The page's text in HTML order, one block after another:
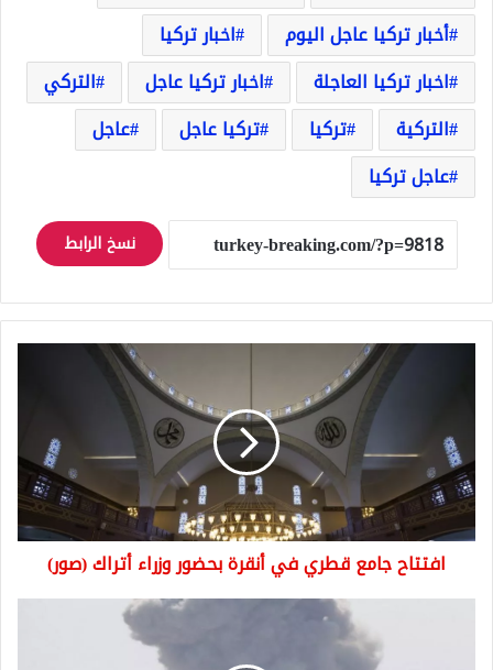
أخبار تركيا عاجل اليوم
اخبار تركيا
اخبار تركيا العاجلة
اخبار تركيا عاجل
التركي
التركية
تركيا تركيا عاجل
عاجل
عاجل تركيا
نسخ الرابط
أنقرة
بحضور
وزراء
أتراك
(صور)
افتتاح جامع قطري في أنقرة بحضور وزراء أتراك (صور)